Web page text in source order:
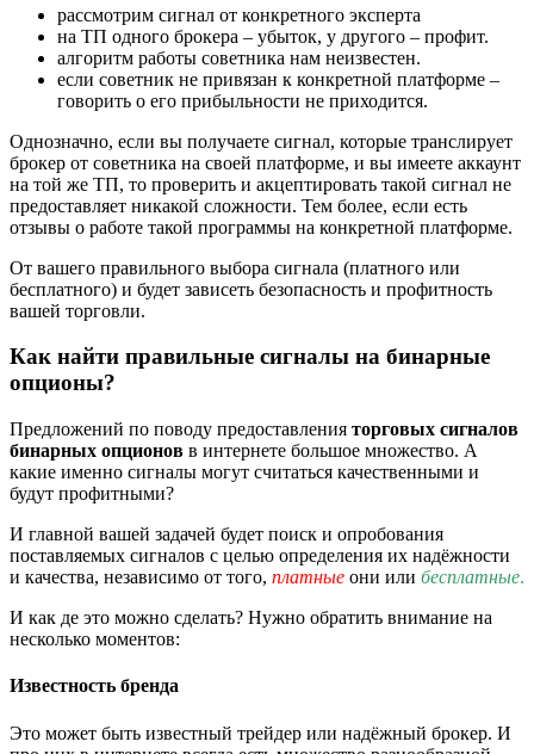
рассмотрим сигнал от конкретного эксперта
на ТП одного брокера – убыток, у другого – профит.
алгоритм работы советника нам неизвестен.
если советник не привязан к конкретной платформе –
говорить о его прибыльности не приходится.
Однозначно, если вы получаете сигнал, которые транслирует
брокер от советника на своей платформе, и вы имеете аккаунт
на той же ТП, то проверить и акцептировать такой сигнал не
предоставляет никакой сложности. Тем более, если есть
отзывы о работе такой программы на конкретной платформе.
От вашего правильного выбора сигнала (платного или
бесплатного) и будет зависеть безопасность и профитность
вашей торговли.
Как найти правильные сигналы на бинарные
опционы?
Предложений по поводу предоставления торговых сигналов
бинарных опционов в интернете большое множество. А
какие именно сигналы могут считаться качественными и
будут профитными?
И главной вашей задачей будет поиск и опробования
поставляемых сигналов с целью определения их надёжности
и качества, независимо от того, платные они или бесплатные.
И как де это можно сделать? Нужно обратить внимание на
несколько моментов:
Известность бренда
Это может быть известный трейдер или надёжный брокер. И